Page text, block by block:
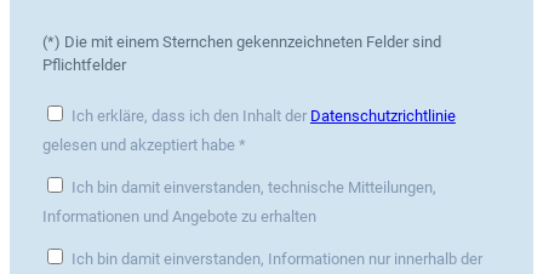
(*) Die mit einem Sternchen gekennzeichneten Felder sind
Pflichtfelder
Ich erkläre, dass ich den Inhalt der Datenschutzrichtlinie
gelesen und akzeptiert habe *
Ich bin damit einverstanden, technische Mitteilungen,
Informationen und Angebote zu erhalten
Ich bin damit einverstanden, Informationen nur innerhalb der